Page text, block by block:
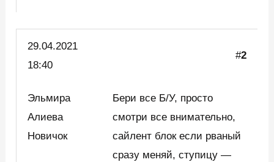
29.04.2021
18:40
#2
Эльмира
Алиева
Новичок
Бери все Б/У, просто
смотри все внимательно,
сайлент блок если рваный
сразу меняй, ступицу —